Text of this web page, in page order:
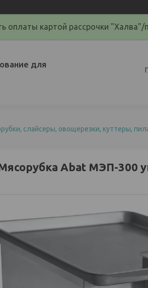
оплаты картой рассрочки "Халва"/
для
слайсеры, овощерезки, куттеры,
Abat МЭП-300